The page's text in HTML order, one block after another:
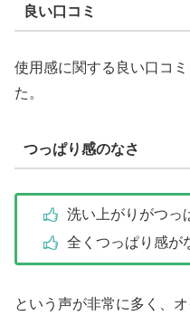
良い口コミ
使用感に関する良い口コ
た。
つっぱり感のなさ
洗い上がりがつっ
全くつっぱり感が
という声が非常に多く、